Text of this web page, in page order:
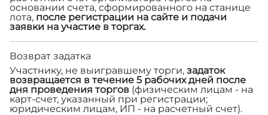
основании счета, сформированного на станице
лота, после регистрации на сайте и подачи
заявки на участие в торгах.
Возврат задатка
Участнику, не выигравшему торги, задаток
возвращается в течение 5 рабочих дней после
дня проведения торгов (физическим лицам - на
карт-счет, указанный при регистрации;
юридическим лицам, ИП - на расчетный счет).